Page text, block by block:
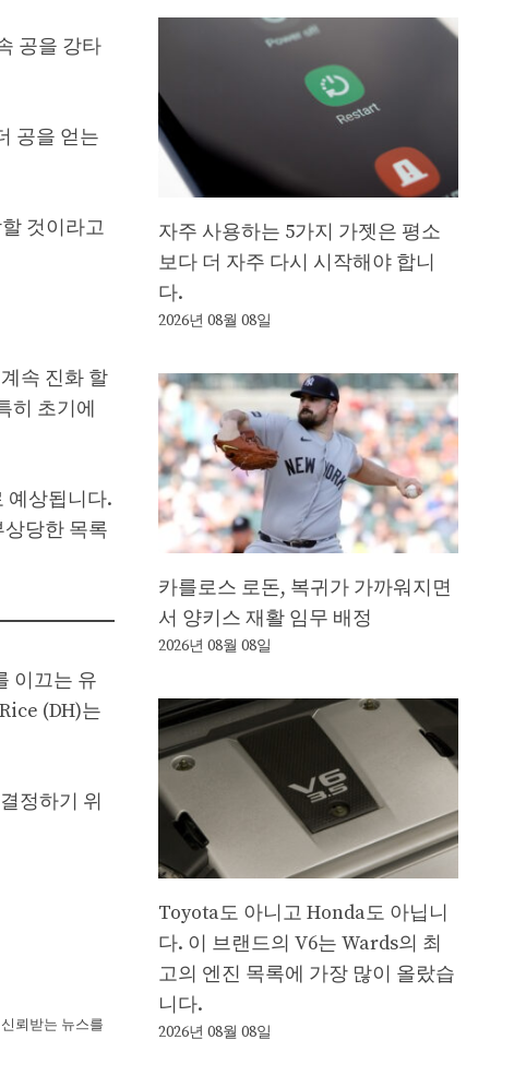
공을 강타
공을 얻는
것이라고
속 진화 할
히 초기에
예상됩니다.
당한 목록
이끄는 유
(DH)는
정하기 위
뢰받는 뉴스를
자주 사용하는 5가지 가젯은 평소
보다 더 자주 다시 시작해야 합니
다.
2026년 08월 08일
카를로스 로돈, 복귀가 가까워지면
서 양키스 재활 임무 배정
2026년 08월 08일
Toyota도 아니고 Honda도 아닙니
다. 이 브랜드의 V6는 Wards의 최
고의 엔진 목록에 가장 많이 올랐습
니다.
2026년 08월 08일